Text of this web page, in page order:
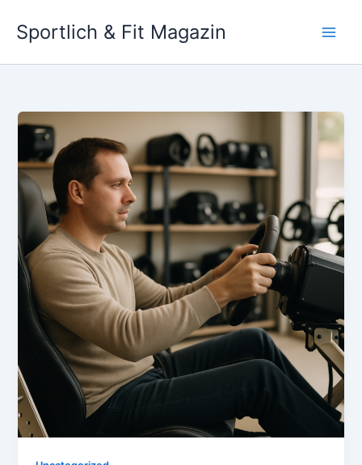
content
Sportlich & Fit Magazin